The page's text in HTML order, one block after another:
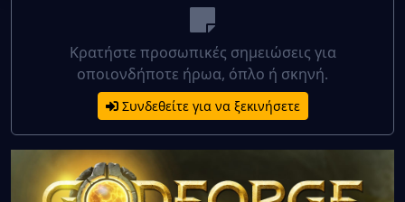
Κρατήστε προσωπικές σημειώσεις για
οποιονδήποτε ήρωα, όπλο ή σκηνή.
Συνδεθείτε για να ξεκινήσετε